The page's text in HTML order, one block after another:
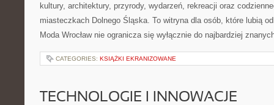
kultury, architektury, przyrody, wydarzeń, rekreacji oraz
miasteczkach Dolnego Śląska. To witryna dla osób, które lubią
Moda Wrocław nie ogranicza się wyłącznie do najbardziej
CATEGORIES: KSIĄŻKI EKRANIZOWANE
TECHNOLOGIE I INNOWACJE